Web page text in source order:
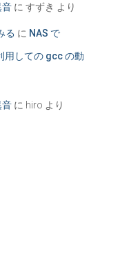
音 に すずき より
る に NAS で
用しての gcc の動
音 に hiro より